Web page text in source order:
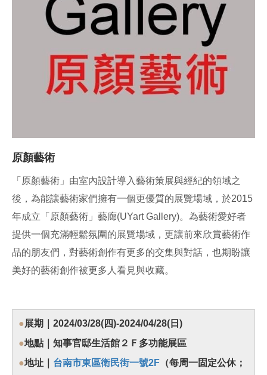
原顏藝術
「原顏藝術」由室內設計導入藝術策展與經紀的領域之
後，為能讓藝術家們擁有一個更優質的展覽場域，於2015
年成立「原顏藝術」藝廊(UYart Gallery)。為藝術愛好者
提供一個充滿輕鬆氛圍的展覽場域，更讓前來欣賞藝術作
品的朋友們，對藝術創作有更多的交集與對話，也期盼讓
美好的藝術創作被更多人看見與收藏。
●展期｜2024/03/28(四)-2024/04/28(日)
●地點｜知事官邸生活館２Ｆ多功能展區
●地址｜ 台南市東區衛民街一號2F （每周一固定公休；